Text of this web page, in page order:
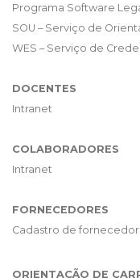
Programa Software
SOU – Serviço de
WES – Serviço de
DOCENTES
Intranet
COLABORADORES
Intranet
FORNECEDORES
Cadastro de
ORIENTAÇÃO DE